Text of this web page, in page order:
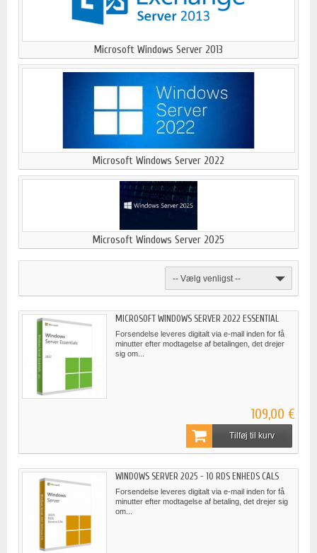
Microsoft Windows Server 2013
Microsoft Windows Server 2022
Microsoft Windows Server 2025
-- Vælg venligst --
MICROSOFT WINDOWS SERVER 2022 ESSENTIAL
Forsendelse leveres digitalt via e-mail inden for få
minutter efter modtagelse af betalingen, det drejer
sig om...
109,00 €
Tilføj til kurv
WINDOWS SERVER 2025 - 10 RDS ENHEDS CALS
Forsendelse leveres digitalt via e-mail inden for få
minutter efter modtagelse af betaling, det drejer sig
om...